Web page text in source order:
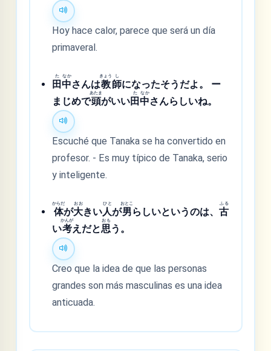
Hoy hace calor, parece que será un día
primaveral.
田
た
中
なか
さんは教
きょう
師
し
になったそうだよ。 ー
まじめで頭
あたま
がいい田
た
中
なか
さんらしいね。
Escuché que Tanaka se ha convertido en
profesor. - Es muy típico de Tanaka, serio
y inteligente.
体
からだ
が大
おお
きい人
ひと
が男
おとこ
らしいというのは、古
ふる
い考
かんが
えだと思
おも
う。
Creo que la idea de que las personas
grandes son más masculinas es una idea
anticuada.